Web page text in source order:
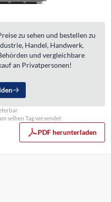
zu sehen und bestellen zu
Handel, Handwerk,
und vergleichbare
an Privatpersonen!
selben Tag versendet
PDF herunterladen